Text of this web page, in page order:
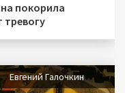
покорила
тревогу
Евгений Галочкин